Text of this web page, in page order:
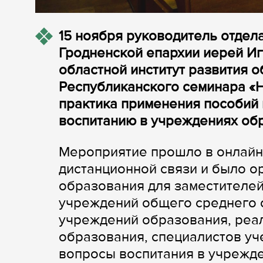
15 ноября руководитель
Гродненской епархии иерей
областной институт развития
Республиканского семинара
практика применения
воспитанию в учреждениях
Мероприятие прошло в
дистанционной связи и было
образования для
учреждений общего среднего
учреждений образования,
образования, специалистов
вопросы воспитания в